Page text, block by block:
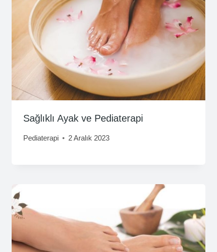
Sağlıklı Ayak ve Pediaterapi
Pediaterapi 2 Aralık 2023